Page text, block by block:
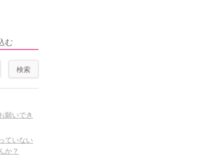
む
願いでき
ていない
か？